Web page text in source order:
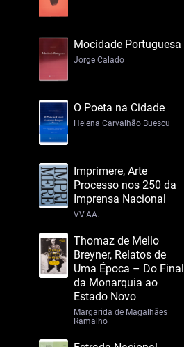
Mocidade Portuguesa
Jorge Calado
O Poeta na Cidade
Helena Carvalhão Buescu
Imprimere, Arte
Processo nos 250 da
Imprensa Nacional
VV.AA.
Thomaz de Mello
Breyner, Relatos de
Uma Época – Do Final
da Monarquia ao
Estado Novo
Margarida de Magalhães
Ramalho